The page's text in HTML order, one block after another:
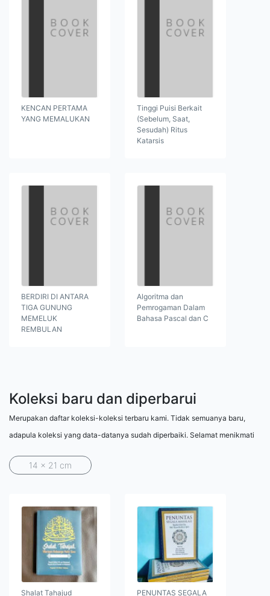
KENCAN PERTAMA
YANG MEMALUKAN
Tinggi Puisi Berkait
(Sebelum, Saat,
Sesudah) Ritus
Katarsis
BERDIRI DI ANTARA
TIGA GUNUNG
MEMELUK
REMBULAN
Algoritma dan
Pemrogaman Dalam
Bahasa Pascal dan C
Koleksi baru dan diperbarui
Merupakan daftar koleksi-koleksi terbaru kami. Tidak semuanya baru,
adapula koleksi yang data-datanya sudah diperbaiki. Selamat menikmati
14 x 21 cm
Shalat Tahajud PENUNTAS SEGALA